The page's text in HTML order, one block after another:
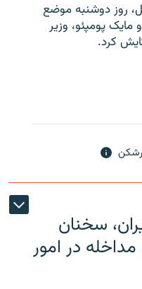
روز دوشنبه موضع
مایک پومپئو، وزیر
کرد.
سخنان
در امور